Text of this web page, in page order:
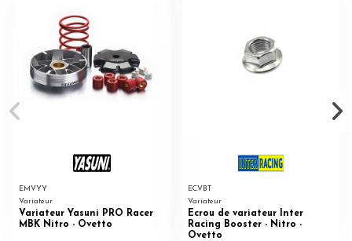
EMVYY
Variateur
Variateur Yasuni PRO Racer
MBK Nitro - Ovetto
ECVBT
Variateur
Ecrou de variateur Inter
Racing Booster - Nitro -
Ovetto